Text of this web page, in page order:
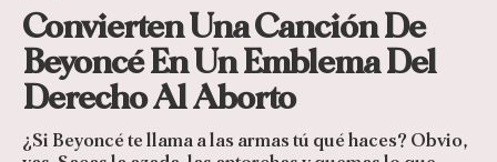
Convierten Una Canción De
Beyoncé En Un Emblema Del
Derecho Al Aborto
¿Si Beyoncé te llama a las armas tú qué haces? Obvio,